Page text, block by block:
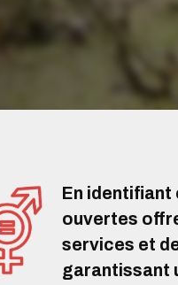
En
ouvertes
services et
garantissant